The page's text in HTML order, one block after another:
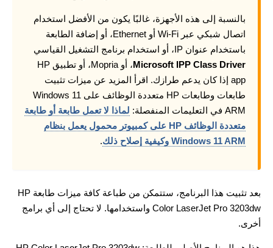
بالنسبة إلى هذه الأجهزة، غالبًا يكون من الأفضل استخدام
اتصال شبكي عبر Wi-Fi أو Ethernet، أو إضافة الطابعة
باستخدام عنوان IP، أو استخدام برنامج التشغيل القياسي
Microsoft IPP Class Driver
، أو Mopria، أو تطبيق HP
app إذا كان يدعم طرازك. اقرأ المزيد عن ميزات تثبيت
طابعات وطابعات HP متعددة الوظائف على Windows 11
ARM في التعليمات المنفصلة:
لماذا لا تعمل طابعة أو طابعة
متعددة الوظائف HP على كمبيوتر محمول يعمل بنظام
Windows 11 ARM وكيفية إصلاح ذلك
.
بعد تثبيت هذا البرنامج، ستتمكن من طباعة كافة ميزات طابعة HP
Color LaserJet Pro 3203dw واستخدامها. لا تحتاج إلى أي برامج
أخرى.